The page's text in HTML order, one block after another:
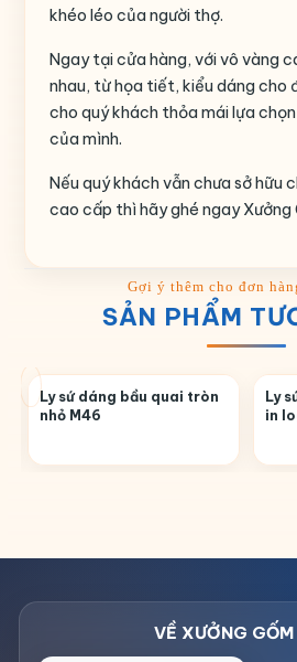
khéo léo của người thợ.
Ngay tại cửa hàng, với vô vàng
nhau, từ họa tiết, kiểu dáng cho
cho quý khách thỏa mái lựa
của mình.
Nếu quý khách vẫn chưa sở hữu
cao cấp thì hãy ghé ngay Xưởng
SẢN PHẨM
Ly sứ dáng bầu quai tròn
nhỏ M46
Ly
in